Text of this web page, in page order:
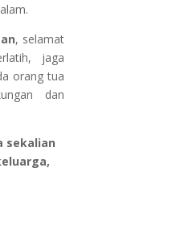
, selamat
jaga
orang tua
dan
sekalian